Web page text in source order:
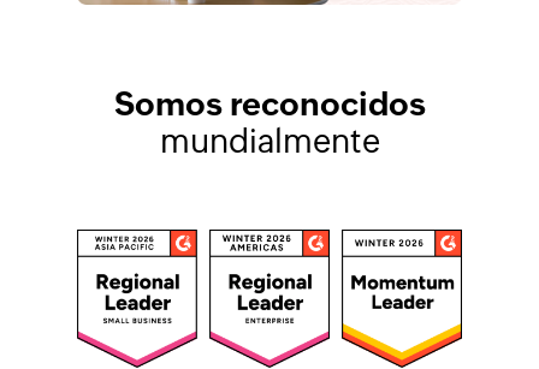
Somos reconocidos
mundialmente